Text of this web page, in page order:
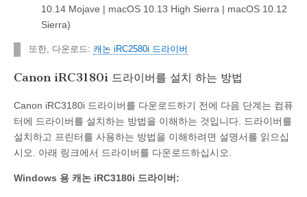
10.14 Mojave | macOS 10.13 High Sierra | macOS 10.12
Sierra)
또한, 다운로드: 캐논 iRC2580i 드라이버
Canon iRC3180i 드라이버를 설치 하는 방법
Canon iRC3180i 드라이버를 다운로드하기 전에 다음 단계는 컴퓨
터에 드라이버를 설치하는 방법을 이해하는 것입니다. 드라이버를
설치하고 프린터를 사용하는 방법을 이해하려면 설명서를 읽으십
시오. 아래 링크에서 드라이버를 다운로드하십시오.
Windows 용 캐논 iRC3180i 드라이버: